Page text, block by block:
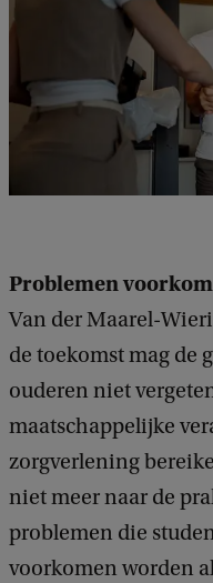
Problemen
Van der Maarel-
de toekomst mag de
ouderen niet
maatschappelijke
zorgverlening
niet meer naar de
problemen die
voorkomen worden